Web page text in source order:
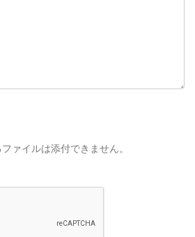
ァイルは添付できません。